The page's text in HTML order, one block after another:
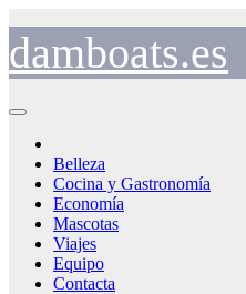
contenido
damboats.es
Belleza
Cocina y Gastronomía
Economía
Mascotas
Viajes
Equipo
Contacta